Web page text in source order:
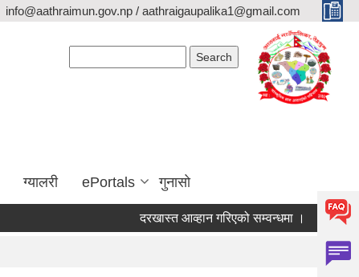
info@aathraimun.gov.np / aathraigaupalika1@gmail.com
ग्यालरी ePortals गुनासो
दरखास्त आव्हान गरिएको सम्वन्धमा । प्रेश